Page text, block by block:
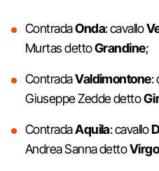
ContradaOnda: cavallo
Murtas dettoGrandine;
ContradaValdimontone:
Giuseppe Zedde detto
ContradaAquila: cavallo
Andrea Sanna detto